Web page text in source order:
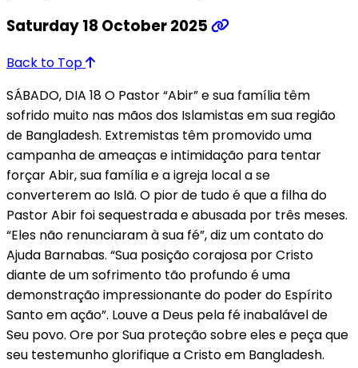
Saturday 18 October 2025
Back to Top
SÁBADO, DIA 18 O Pastor “Abir” e sua família têm
sofrido muito nas mãos dos Islamistas em sua região
de Bangladesh. Extremistas têm promovido uma
campanha de ameaças e intimidação para tentar
forçar Abir, sua família e a igreja local a se
converterem ao Islã. O pior de tudo é que a filha do
Pastor Abir foi sequestrada e abusada por três meses.
“Eles não renunciaram à sua fé”, diz um contato do
Ajuda Barnabas. “Sua posição corajosa por Cristo
diante de um sofrimento tão profundo é uma
demonstração impressionante do poder do Espírito
Santo em ação”. Louve a Deus pela fé inabalável de
Seu povo. Ore por Sua proteção sobre eles e peça que
seu testemunho glorifique a Cristo em Bangladesh.